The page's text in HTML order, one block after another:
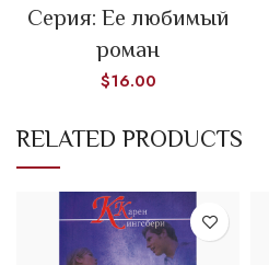
Серия: Ее любимый
роман
$16.00
RELATED PRODUCTS